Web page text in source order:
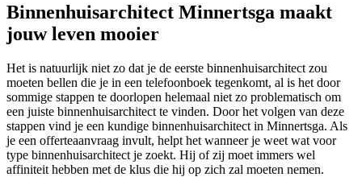
Binnenhuisarchitect Minnertsga maakt
jouw leven mooier
Het is natuurlijk niet zo dat je de eerste binnenhuisarchitect zou
moeten bellen die je in een telefoonboek tegenkomt, al is het door
sommige stappen te doorlopen helemaal niet zo problematisch om
een juiste binnenhuisarchitect te vinden. Door het volgen van deze
stappen vind je een kundige binnenhuisarchitect in Minnertsga. Als
je een offerteaanvraag invult, helpt het wanneer je weet wat voor
type binnenhuisarchitect je zoekt. Hij of zij moet immers wel
affiniteit hebben met de klus die hij op zich zal moeten nemen.